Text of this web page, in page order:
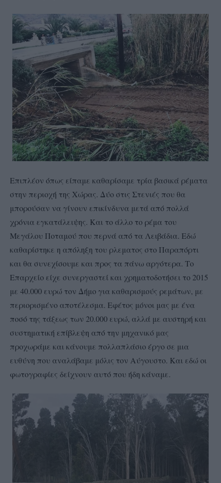
Επιπλέον όπως είπαμε καθαρίσαμε τρία βασικά ρέματα
στην περιοχή της Χώρας. Δύο στις Στενιές που θα
μπορούσαν να γίνουν επικίνδυνα μετά από πολλά
χρόνια εγκατάλειψης. Και το άλλο το ρέμα του
Μεγάλου Ποταμού που περνά από τα Λειβάδια. Εδώ
καθαρίστηκε η απόληξη του ρλεματος στο Παραπόρτι
και θα συνεχίσουμε και προς τα πάνω αργότερα. Το
Επαρχείο είχε συνεργαστεί και χρηματοδοτήσει το 2015
με 40.000 ευρώ τον Δήμο για καθαρισμούς ρεμάτων, με
περιορισμένο αποτέλεσμα. Εφέτος μόνοι μας με ένα
ποσό της τάξεως των 20.000 ευρώ, αλλά με αυστηρή και
συστηματική επίβλεψη από την μηχανικό μας
προχωράμε και κάνουμε πολλαπλάσιο έργο σε μια
ευθύνη που αναλάβαμε μόλις τον Αύγουστο. Και εδώ οι
φωτογραφίες δείχνουν αυτό που ήδη κάναμε.